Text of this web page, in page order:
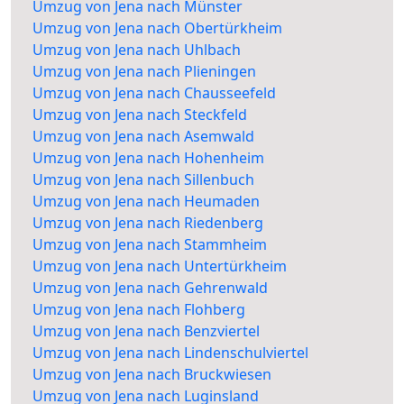
Umzug von Jena nach Münster
Umzug von Jena nach Obertürkheim
Umzug von Jena nach Uhlbach
Umzug von Jena nach Plieningen
Umzug von Jena nach Chausseefeld
Umzug von Jena nach Steckfeld
Umzug von Jena nach Asemwald
Umzug von Jena nach Hohenheim
Umzug von Jena nach Sillenbuch
Umzug von Jena nach Heumaden
Umzug von Jena nach Riedenberg
Umzug von Jena nach Stammheim
Umzug von Jena nach Untertürkheim
Umzug von Jena nach Gehrenwald
Umzug von Jena nach Flohberg
Umzug von Jena nach Benzviertel
Umzug von Jena nach Lindenschulviertel
Umzug von Jena nach Bruckwiesen
Umzug von Jena nach Luginsland